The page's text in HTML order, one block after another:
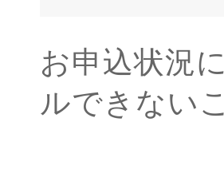
お申込状況
ルできない